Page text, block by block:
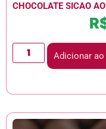
CHOCOLATE SICAO
Adicionar